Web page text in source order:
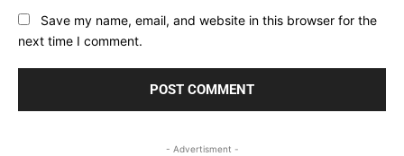
Save my name, email, and website in this browser for the
next time I comment.
- Advertisment -